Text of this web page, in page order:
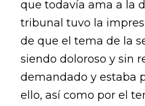
que todavía ama a la
tribunal tuvo la
de que el tema de la
siendo doloroso y sin
demandado y estaba
ello, así como por el